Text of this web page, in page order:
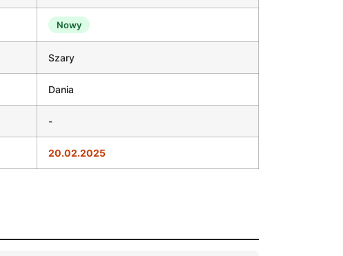
Nowy
Szary
Dania
-
20.02.2025